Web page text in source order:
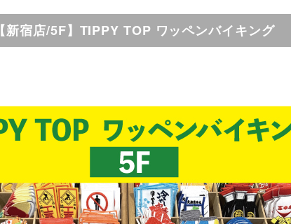
【新宿店/5F】TIPPY TOP ワッペンバイキング